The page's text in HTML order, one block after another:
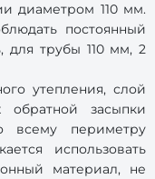
диаметром 110 мм.
постоянный
для трубы 110 мм, 2
утепления, слой
обратной засыпки
периметру
использовать
материал, не